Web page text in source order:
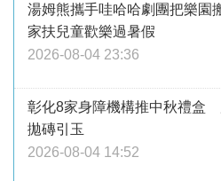
湯姆熊攜手哇哈哈劇團把樂
家扶兒童歡樂過暑假
2026-08-04 23:36
彰化8家身障機構推中秋禮盒
拋磚引玉
2026-08-04 14:52